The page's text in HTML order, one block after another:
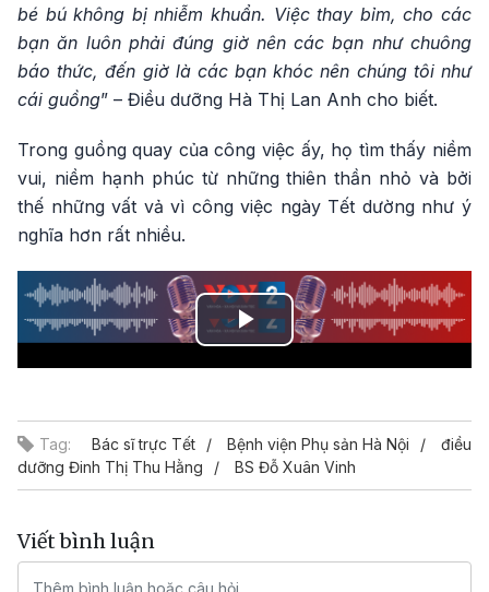
bé bú không bị nhiễm khuẩn. Việc thay bỉm, cho các
bạn ăn luôn phải đúng giờ nên các bạn như chuông
báo thức, đến giờ là các bạn khóc nên chúng tôi như
cái guồng” – Điều dưỡng Hà Thị Lan Anh cho biết.
Trong guồng quay của công việc ấy, họ tìm thấy niềm
vui, niềm hạnh phúc từ những thiên thần nhỏ và bởi
thế những vất vả vì công việc ngày Tết dường như ý
nghĩa hơn rất nhiều.
Play
Tag: Bác sĩ trực Tết Bệnh viện Phụ sản Hà Nội
điều
dưỡng Đinh Thị Thu Hằng
BS Đỗ Xuân Vinh
Viết bình luận